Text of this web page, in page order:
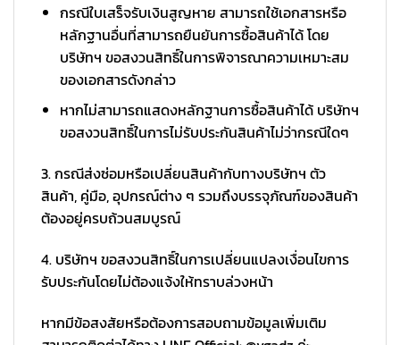
กรณีใบเสร็จรับเงินสูญหาย สามารถใช้เอกสารหรือ
หลักฐานอื่นที่สามารถยืนยันการซื้อสินค้าได้ โดย
บริษัทฯ ขอสงวนสิทธิ์ในการพิจารณาความเหมาะสม
ของเอกสารดังกล่าว
หากไม่สามารถแสดงหลักฐานการซื้อสินค้าได้ บริษัทฯ
ขอสงวนสิทธิ์ในการไม่รับประกันสินค้าไม่ว่ากรณีใดๆ
3. กรณีส่งซ่อมหรือเปลี่ยนสินค้ากับทางบริษัทฯ ตัว
สินค้า, คู่มือ, อุปกรณ์ต่าง ๆ รวมถึงบรรจุภัณฑ์ของสินค้า
ต้องอยู่ครบถ้วนสมบูรณ์
4. บริษัทฯ ขอสงวนสิทธิ์ในการเปลี่ยนแปลงเงื่อนไขการ
รับประกันโดยไม่ต้องแจ้งให้ทราบล่วงหน้า
หากมีข้อสงสัยหรือต้องการสอบถามข้อมูลเพิ่มเติม